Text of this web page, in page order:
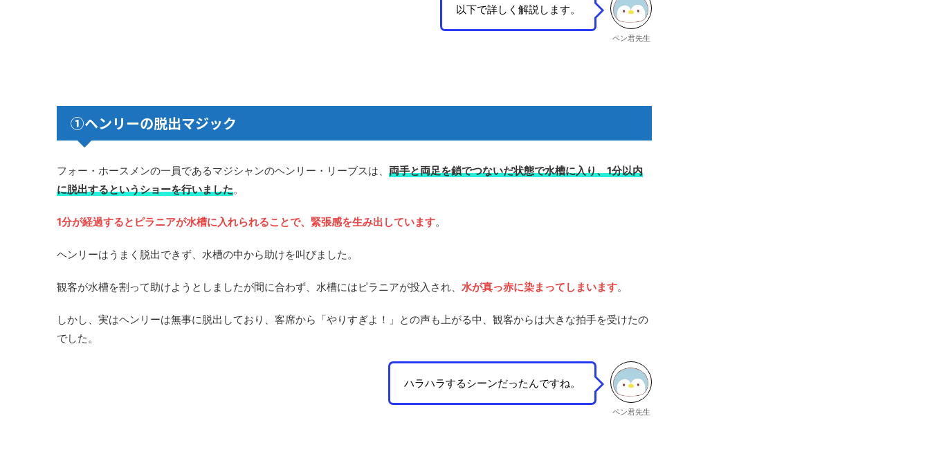
以下で詳しく解説します。
ペン君先生
①ヘンリーの脱出マジック
フォー・ホースメンの一員であるマジシャンのヘンリー・リーブスは、 両手と両足を鎖でつないだ状態で水槽に入り、1分以内
に脱出するというショーを行いました。
1分が経過するとピラニアが水槽に入れられることで、緊張感を生み出しています。
ヘンリーはうまく脱出できず、水槽の中から助けを叫びました。
観客が水槽を割って助けようとしましたが間に合わず、水槽にはピラニアが投入され、 水が真っ赤に染まってしまいます。
しかし、実はヘンリーは無事に脱出しており、客席から「やりすぎよ！」との声も上がる中、観客からは大きな拍手を受けたの
でした。
ハラハラするシーンだったんですね。
ペン君先生